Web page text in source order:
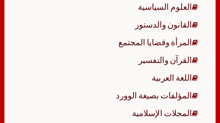
العلوم السياسية
القانون والدستور
المرأة وقضايا المجتمع
القرآن والتفسير
اللغة العربية
المؤلفات بصيغة الوورد
المجلات الإسلامية